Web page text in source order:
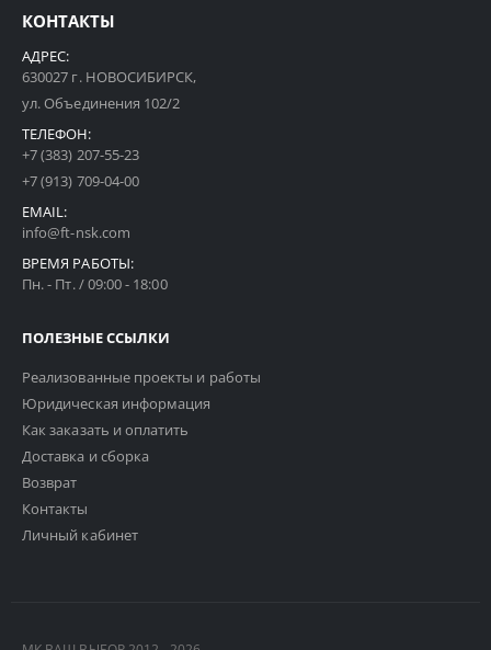
КОНТАКТЫ
АДРЕС:
630027 г. НОВОСИБИРСК,
ул. Объединения 102/2
ТЕЛЕФОН:
+7 (383) 207-55-23
+7 (913) 709-04-00
EMAIL:
info@ft-nsk.com
ВРЕМЯ РАБОТЫ:
Пн. - Пт. / 09:00 - 18:00
ПОЛЕЗНЫЕ ССЫЛКИ
Реализованные проекты и работы
Юридическая информация
Как заказать и оплатить
Доставка и сборка
Возврат
Контакты
Личный кабинет